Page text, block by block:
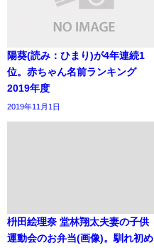
陽葵(読み：ひまり)が4年連続1
位。赤ちゃん名前ランキング
2019年度
2019年11月1日
枡田絵理奈 堂林翔太夫妻の子供
運動会のお弁当(画像)。馴れ初め